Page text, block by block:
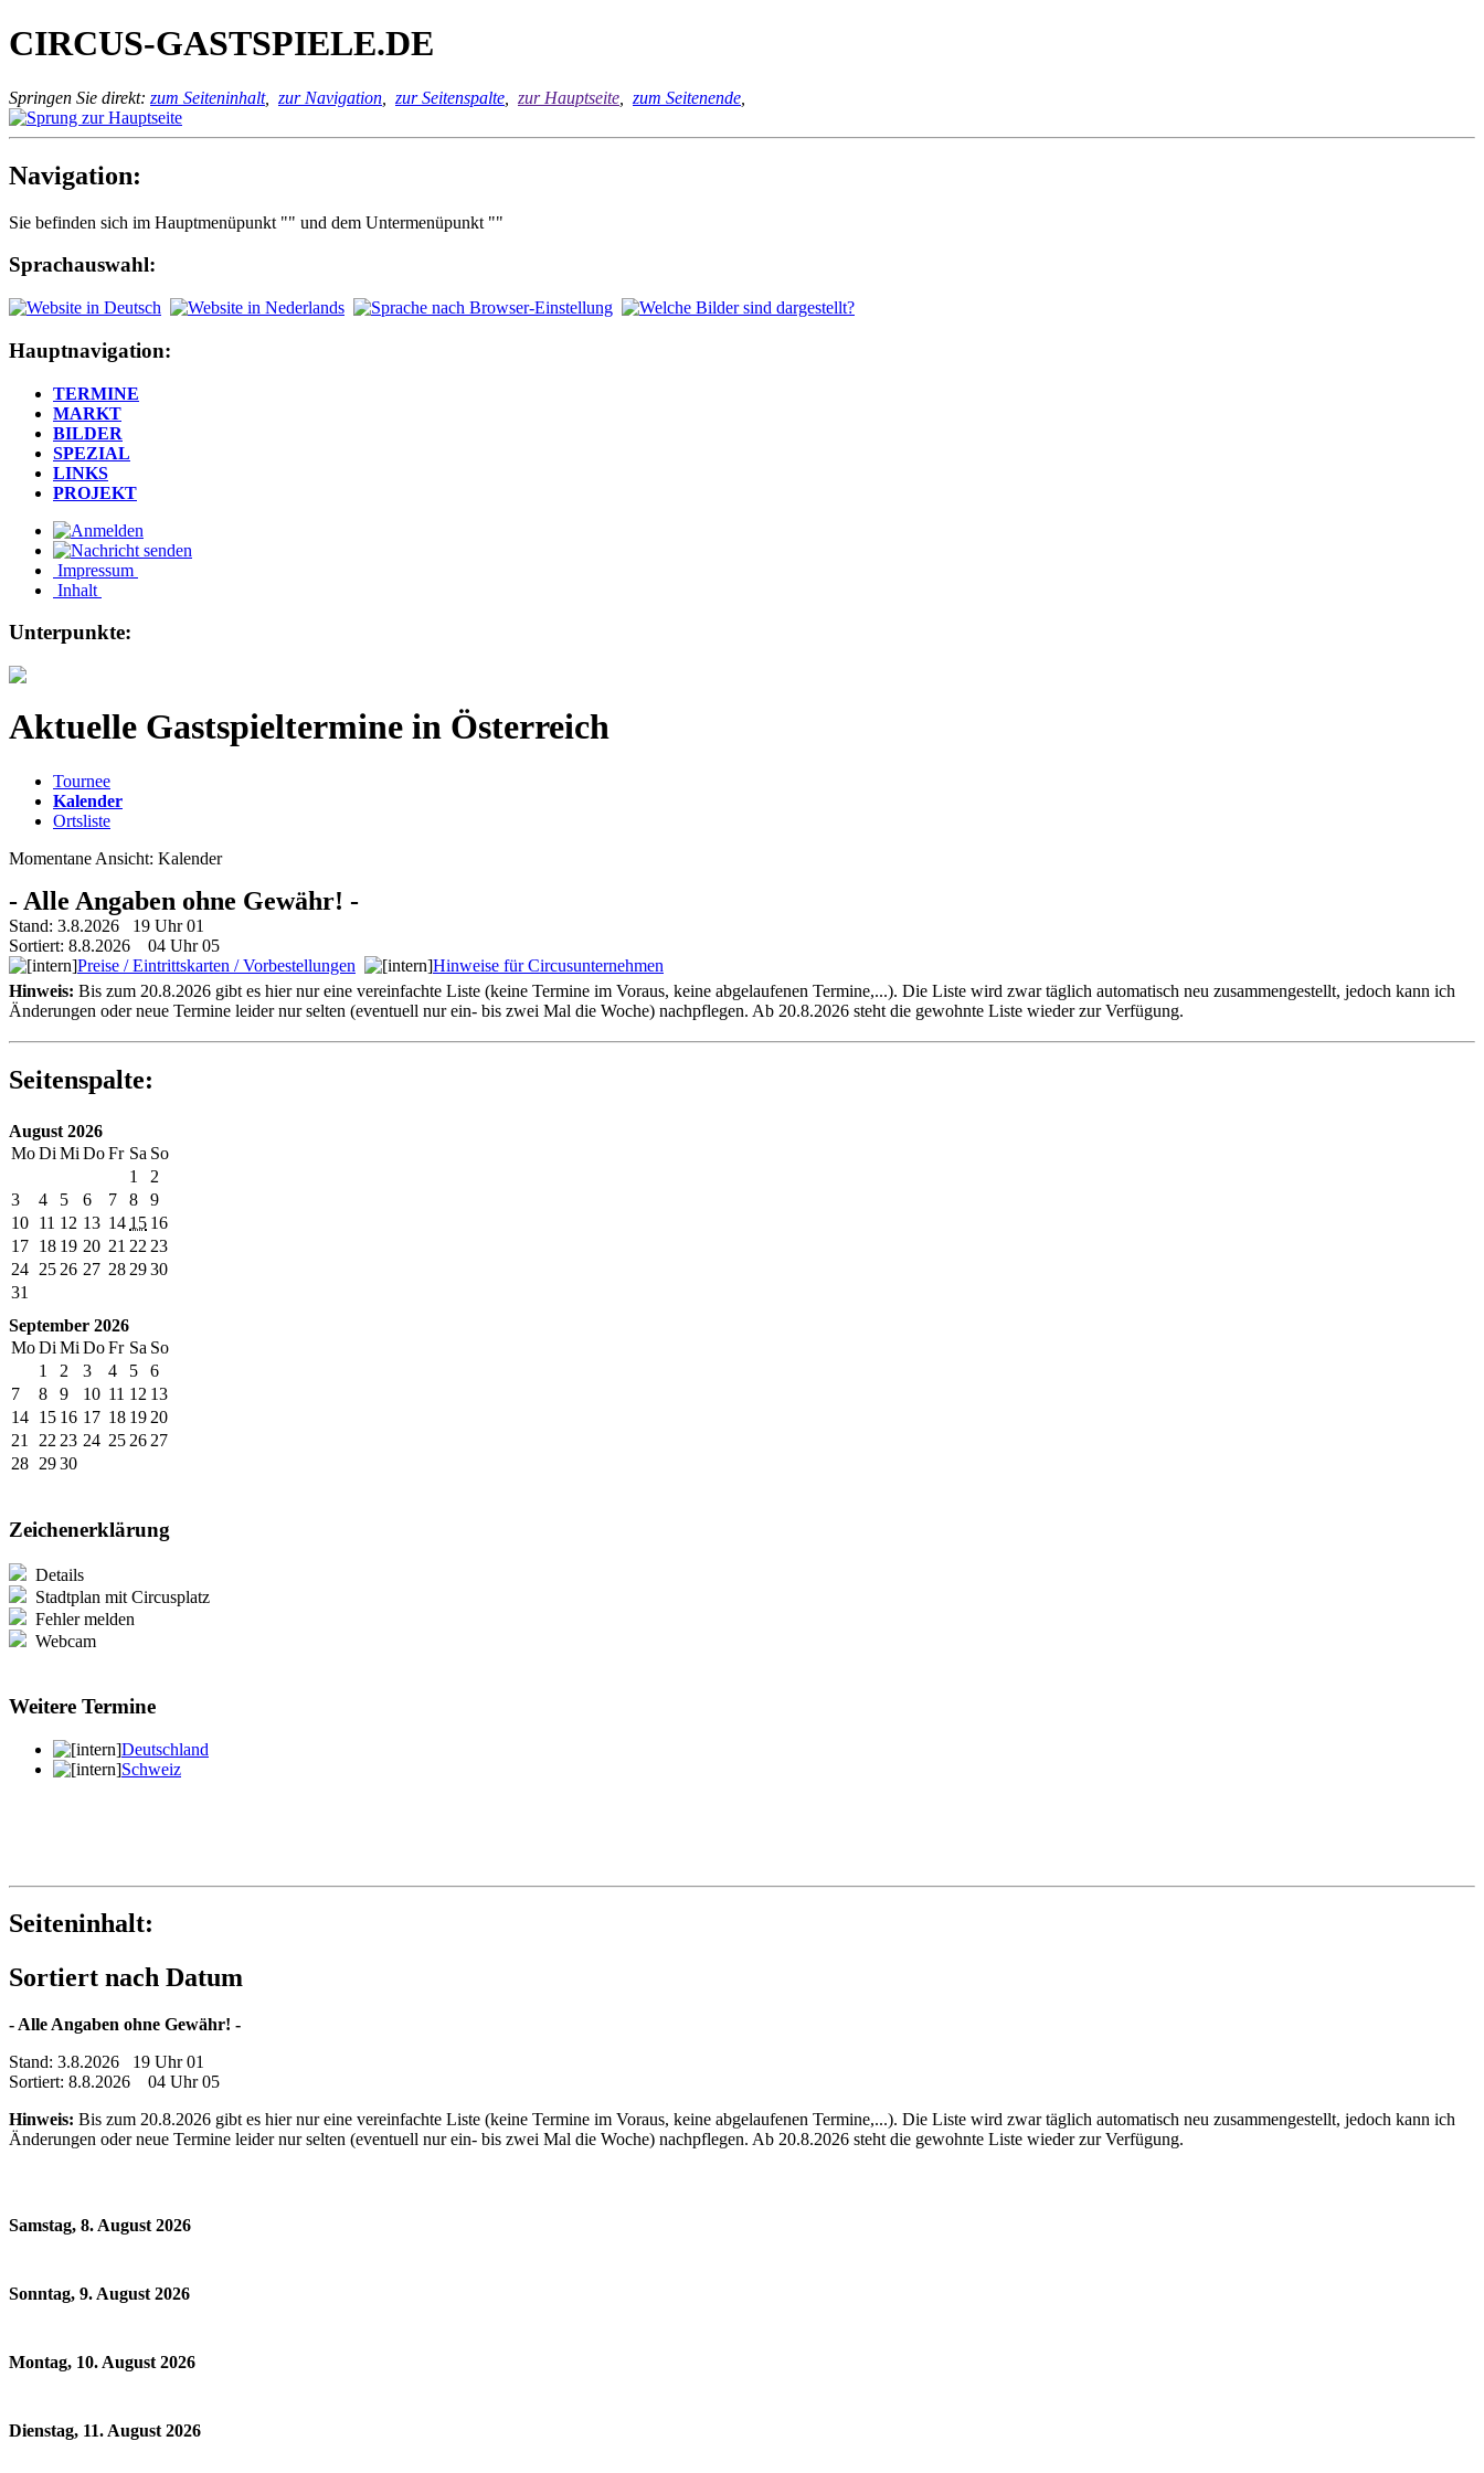
CIRCUS-GASTSPIELE.DE
Springen Sie direkt: zum Seiteninhalt, zur Navigation zur Seitenspalte zur Hauptseite zum Seitenende
Navigation:
Sie befinden sich im Hauptmenüpunkt "" und dem Untermenüpunkt ""
Sprachauswahl:
Hauptnavigation:
TERMINE
MARKT
BILDER
SPEZIAL
LINKS
PROJEKT
Impressum
Inhalt
Unterpunkte:
Aktuelle Gastspieltermine in Österreich
Tournee
Kalender
Ortsliste
Momentane Ansicht: Kalender
- Alle Angaben ohne Gewähr! -
Stand: 3.8.2026 19 Uhr 01
Sortiert: 8.8.2026 04 Uhr 05
Preise / Eintrittskarten / Vorbestellungen
Hinweise für Circusunternehmen
Hinweis: Bis zum 20.8.2026 gibt es hier nur eine vereinfachte Liste (keine Termine im Voraus, keine abgelaufenen Termine,...). Die Liste wird zwar täglich automatisch neu zusammengestellt, jedoch kann ich
Änderungen oder neue Termine leider nur selten (eventuell nur ein- bis zwei Mal die Woche) nachpflegen. Ab 20.8.2026 steht die gewohnte Liste wieder zur Verfügung.
Seitenspalte:
August 2026
MoDi Mi DoFr Sa So
1
2
3
4 5 6 7 8
9
10 11 12 13 14 15 16
17 18 19 20 21 22 23
24 25 26 27 28 2930
31
September 2026
MoDi Mi DoFr Sa So
1
2 3 4 5
6
7
8 9 10 11 12 13
14 15 16 17 18 19 20
21
22 23 24 25 26 27
28 2930
Zeichenerklärung
Details
Stadtplan mit Circusplatz
Fehler melden
Webcam
Weitere Termine
Deutschland
Schweiz
Seiteninhalt:
Sortiert nach Datum
- Alle Angaben ohne Gewähr! -
Stand: 3.8.2026 19 Uhr 01
Sortiert: 8.8.2026 04 Uhr 05
Hinweis: Bis zum 20.8.2026 gibt es hier nur eine vereinfachte Liste (keine Termine im Voraus, keine abgelaufenen Termine,...). Die Liste wird zwar täglich automatisch neu zusammengestellt, jedoch kann ich
Änderungen oder neue Termine leider nur selten (eventuell nur ein- bis zwei Mal die Woche) nachpflegen. Ab 20.8.2026 steht die gewohnte Liste wieder zur Verfügung.
Samstag, 8. August 2026
Sonntag, 9. August 2026
Montag, 10. August 2026
Dienstag, 11. August 2026